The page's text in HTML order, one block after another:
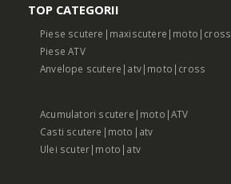
TOP CATEGORII
Piese scutere|maxiscutere|moto|cross
Piese ATV
Anvelope scutere|atv|moto|cross
Acumulatori scutere|moto|ATV
Casti scutere|moto|atv
Ulei scuter|moto|atv